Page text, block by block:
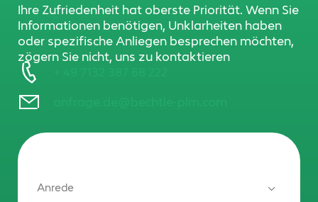
Ihre Zufriedenheit hat oberste Priorität. Wenn Sie
Informationen benötigen, Unklarheiten haben
oder spezifische Anliegen besprechen möchten,
zögern Sie nicht, uns zu kontaktieren
Anrede